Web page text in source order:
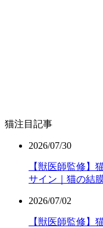
猫注目記事
2026/07/30
【獣医師監修】
サイン｜猫の結
2026/07/02
【獣医師監修】